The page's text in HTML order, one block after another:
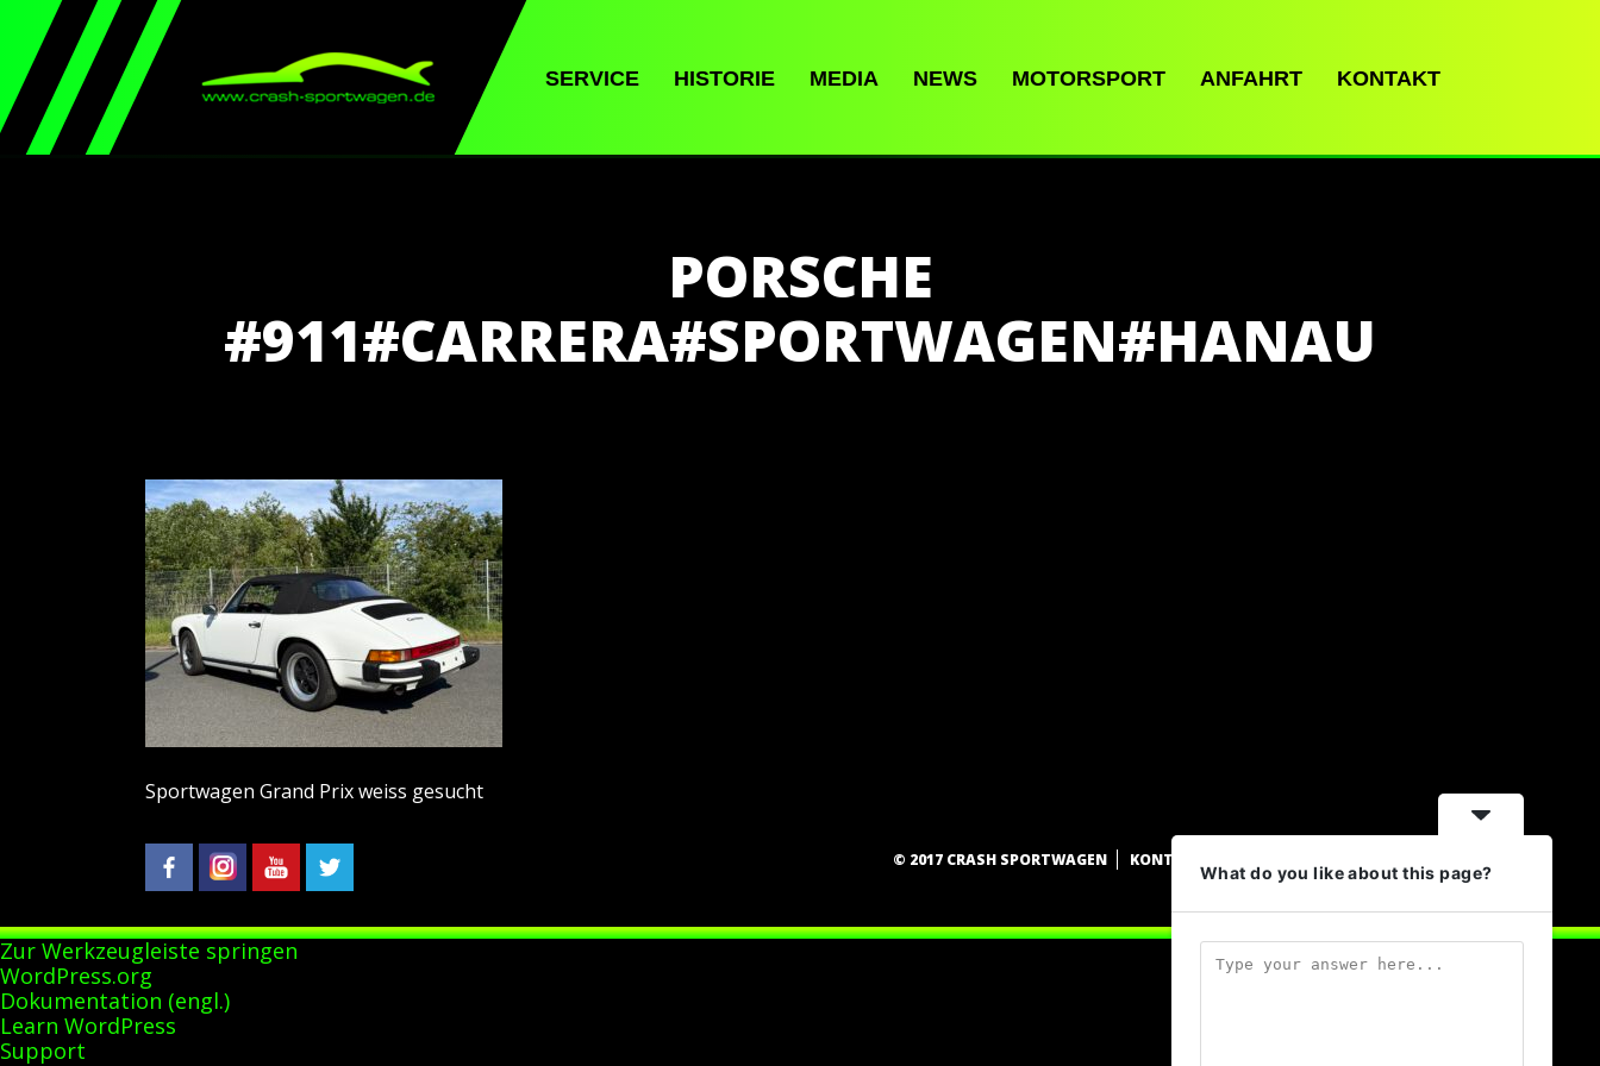
SERVICE HISTORIE MEDIA NEWS MOTORSPORT ANFAHRT KONTAKT
PORSCHE
#911#CARRERA#SPORTWAGEN#HANAU
Sportwagen Grand Prix weiss gesucht
© 2017 CRASH SPORTWAGEN KONTAKT
Zur Werkzeugleiste springen
Über
WordPress
WordPress.org
Dokumentation (engl.)
Learn WordPress
Support
What do you like about this page?